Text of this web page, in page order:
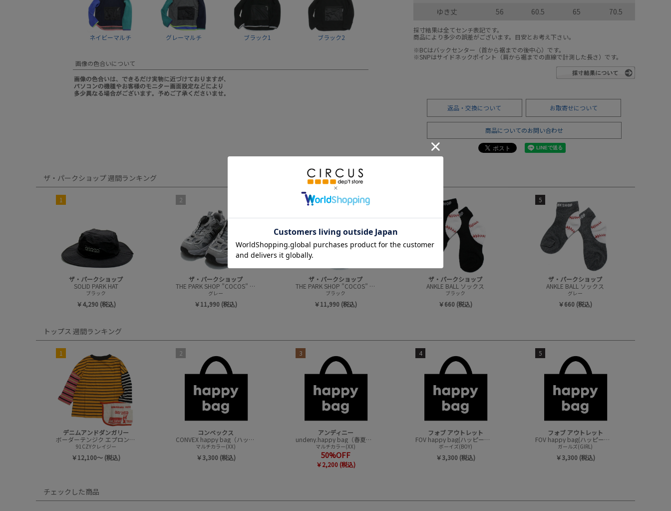
ネイビーマルチ グレーマルチ ブラック1 ブラック2
画像の色合いについて
ゆき丈
56 60.5 65 70.5
採寸結果は全てセンチ表記です。
商品により多少の誤差がございます。目安とお考え下さい。
※BCはバックセンター（首から裾までの後中心）です。
※SNPはサイドネックポイント（肩から裾までの直線で計測した長さ）です。
返品・交換について お取寄せについて
商品についてのお問い合わせ
ザ・パークショップ 週間ランキング
1
ザ・パークショップ
SOLID PARK HAT
ブラック
￥4,290 (税込)
2
ザ・パークショップ
THE PARK SHOP ”COCOS” シューズ
グレー
￥11,990 (税込)
ザ・パークショップ
THE PARK SHOP ”COCOS” シューズ
ブラック
￥11,990 (税込)
ザ・パークショップ
ANKLE BALL ソックス
ブラック
￥660 (税込)
5
ザ・パークショップ
ANKLE BALL ソックス
グレー
￥660 (税込)
トップス 週間ランキング
1
デニムアンドダンガリー
ボーダーテンジク エプロンツキ L/S TEE(8分袖)
91CZYクレイジー
￥12,100～ (税込)
2
コンベックス
CONVEX happy bag（ハッピーバック）
マルチカラー(XX)
￥3,300 (税込)
3
アンディニー
undeny.happy bag（春夏アイテムハッピーバック）
マルチカラー(XX)
50%OFF
￥2,200 (税込)
4
フォブ アウトレット
FOV happy bag(ハッピーバック/トップスセット)
ボーイズ(BOY)
￥3,300 (税込)
5
フォブ アウトレット
FOV happy bag(ハッピーバック/トップスセット)
ガールズ(GIRL)
￥3,300 (税込)
チェックした商品